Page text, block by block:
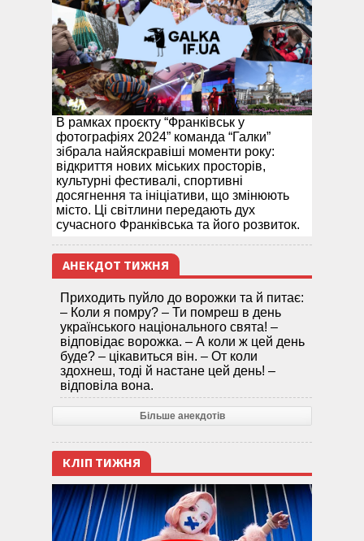
В рамках проєкту “Франківськ у
фотографіях 2024” команда “Галки”
зібрала найяскравіші моменти року:
відкриття нових міських просторів,
культурні фестивалі, спортивні
досягнення та ініціативи, що змінюють
місто. Ці світлини передають дух
сучасного Франківська та його розвиток.
АНЕКДОТ ТИЖНЯ
Приходить пуйло до ворожки та й питає:
– Коли я помру? – Ти помреш в день
українського національного свята! –
відповідає ворожка. – А коли ж цей день
буде? – цікавиться він. – От коли
здохнеш, тоді й настане цей день! –
відповіла вона.
Більше анекдотів
КЛІП ТИЖНЯ